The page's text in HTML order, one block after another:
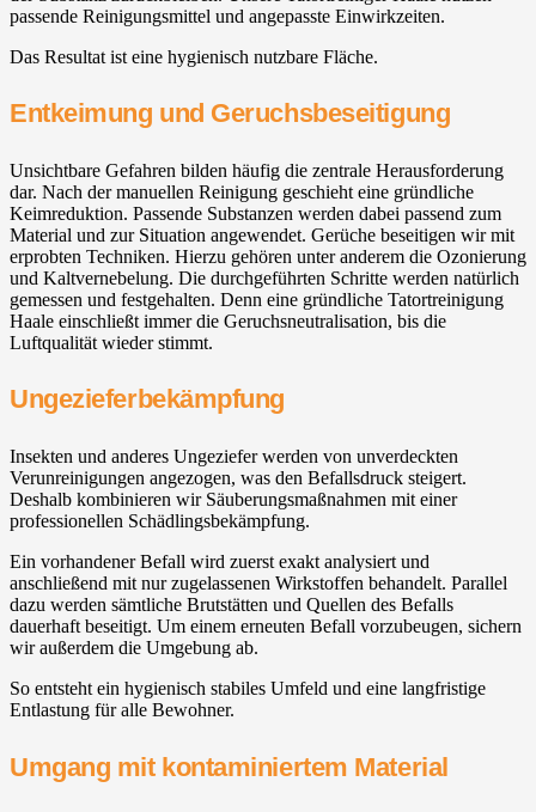
passende Reinigungsmittel und angepasste Einwirkzeiten.
Das Resultat ist eine hygienisch nutzbare Fläche.
Entkeimung und Geruchsbeseitigung
Unsichtbare Gefahren bilden häufig die zentrale Herausforderung
dar. Nach der manuellen Reinigung geschieht eine gründliche
Keimreduktion. Passende Substanzen werden dabei passend zum
Material und zur Situation angewendet. Gerüche beseitigen wir mit
erprobten Techniken. Hierzu gehören unter anderem die Ozonierung
und Kaltvernebelung. Die durchgeführten Schritte werden natürlich
gemessen und festgehalten. Denn eine gründliche Tatortreinigung
Haale einschließt immer die Geruchsneutralisation, bis die
Luftqualität wieder stimmt.
Ungezieferbekämpfung
Insekten und anderes Ungeziefer werden von unverdeckten
Verunreinigungen angezogen, was den Befallsdruck steigert.
Deshalb kombinieren wir Säuberungsmaßnahmen mit einer
professionellen Schädlingsbekämpfung.
Ein vorhandener Befall wird zuerst exakt analysiert und
anschließend mit nur zugelassenen Wirkstoffen behandelt. Parallel
dazu werden sämtliche Brutstätten und Quellen des Befalls
dauerhaft beseitigt. Um einem erneuten Befall vorzubeugen, sichern
wir außerdem die Umgebung ab.
So entsteht ein hygienisch stabiles Umfeld und eine langfristige
Entlastung für alle Bewohner.
Umgang mit kontaminiertem Material